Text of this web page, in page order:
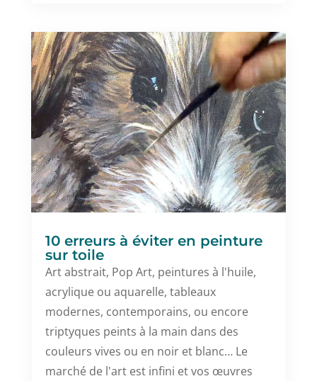
10 erreurs à éviter en peinture
sur toile
Art abstrait, Pop Art, peintures à l'huile,
acrylique ou aquarelle, tableaux
modernes, contemporains, ou encore
triptyques peints à la main dans des
couleurs vives ou en noir et blanc… Le
marché de l'art est infini et vos œuvres